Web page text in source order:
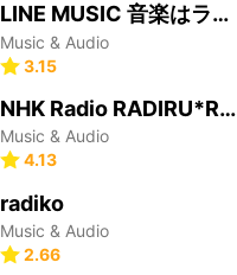
LINE MUSIC 音楽はラインミュージック
Music & Audio
3.15
NHK Radio RADIRU*RADIRU
Music & Audio
4.13
radiko
Music & Audio
2.66